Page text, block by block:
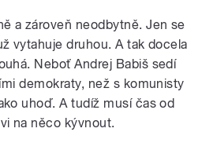
a zároveň neodbytně. Jen se
vytahuje druhou. A tak docela
Neboť Andrej Babiš sedí
demokraty, než s komunisty
uhoď. A tudíž musí čas od
na něco kývnout.